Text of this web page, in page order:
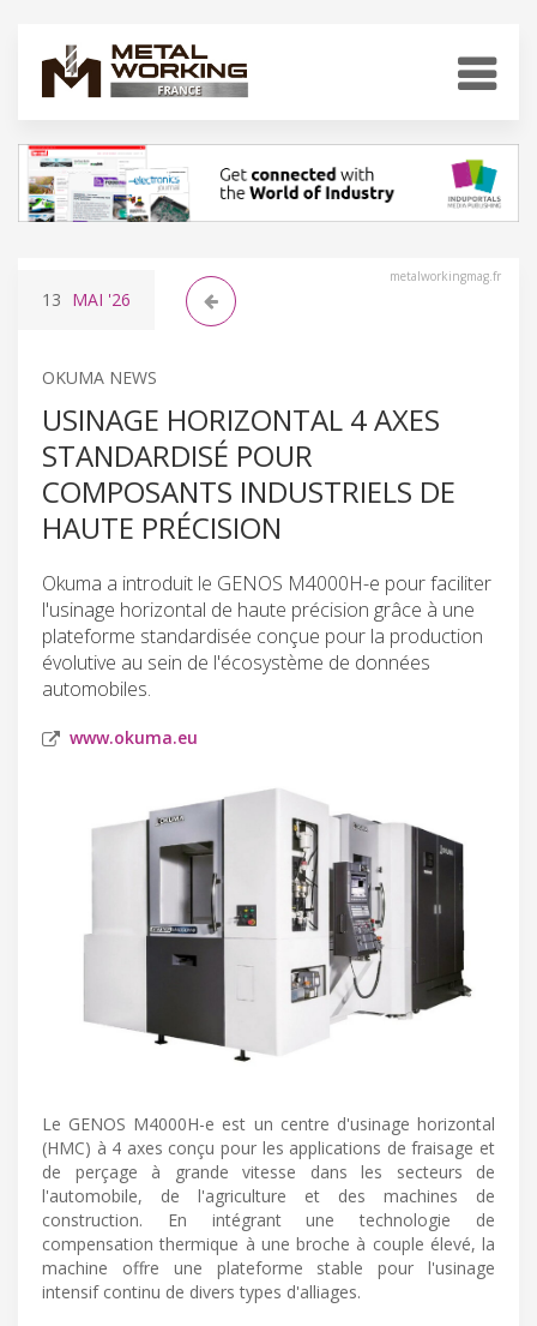
metalworkingmag.fr
13 MAI '26
OKUMA NEWS
USINAGE HORIZONTAL 4 AXES
STANDARDISÉ POUR
COMPOSANTS INDUSTRIELS DE
HAUTE PRÉCISION
Okuma a introduit le GENOS M4000H-e pour faciliter
l'usinage horizontal de haute précision grâce à une
plateforme standardisée conçue pour la production
évolutive au sein de l'écosystème de données
automobiles.
www.okuma.eu
Le GENOS M4000H-e est un centre d'usinage horizontal
(HMC) à 4 axes conçu pour les applications de fraisage et
de perçage à grande vitesse dans les secteurs de
l'automobile, de l'agriculture et des machines de
construction. En intégrant une technologie de
compensation thermique à une broche à couple élevé, la
machine offre une plateforme stable pour l'usinage
intensif continu de divers types d'alliages.